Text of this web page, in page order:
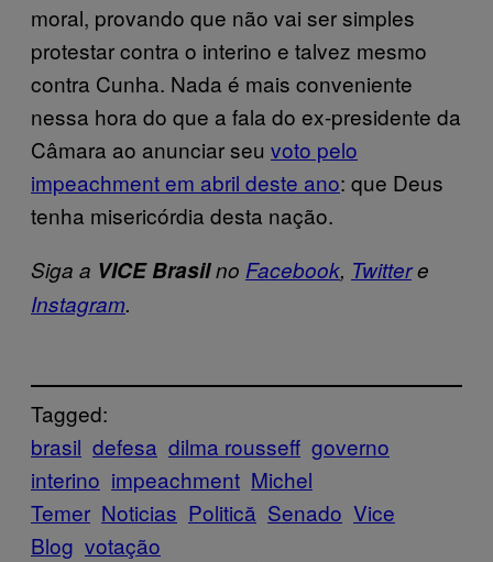
moral, provando que não vai ser simples
protestar contra o interino e talvez mesmo
contra Cunha. Nada é mais conveniente
nessa hora do que a fala do ex-presidente da
Câmara ao anunciar seu voto pelo
impeachment em abril deste ano: que Deus
tenha misericórdia desta nação.
Siga a VICE Brasilno Facebook, Twittere
Instagram.
Tagged:
brasil defesa dilma rousseff governo
interino impeachment Michel
Temer Noticias Politică Senado Vice
Blog votação